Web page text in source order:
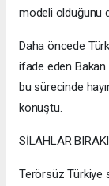
modeli olduğunu
Daha öncede
ifade eden Bakan
bu sürecinde
konuştu.
SİLAHLAR
Terörsüz Türkiye